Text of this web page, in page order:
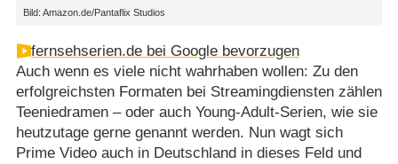
Bild: Amazon.de/Pantaflix Studios
fernsehserien.de bei Google bevorzugen
Auch wenn es viele nicht wahrhaben wollen: Zu den
erfolgreichsten Formaten bei Streamingdiensten zählen
Teeniedramen – oder auch Young-Adult-Serien, wie sie
heutzutage gerne genannt werden. Nun wagt sich
Prime Video auch in Deutschland in dieses Feld und